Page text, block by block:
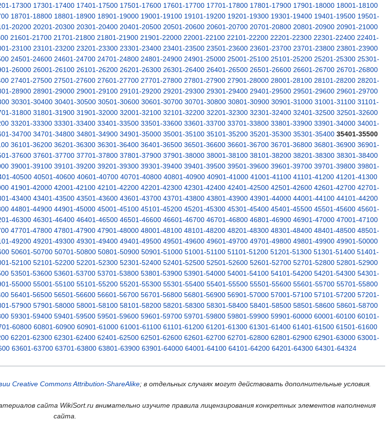
17300 17301-17400 17401-17500 17501-17600 17601-17700 17701-17800 17801-17900 17901-18000 18001-18100
18701-18800 18801-18900 18901-19000 19001-19100 19101-19200 19201-19300 19301-19400 19401-19500 19501-
20200 20201-20300 20301-20400 20401-20500 20501-20600 20601-20700 20701-20800 20801-20900 20901-21000
21601-21700 21701-21800 21801-21900 21901-22000 22001-22100 22101-22200 22201-22300 22301-22400 22401-
23100 23101-23200 23201-23300 23301-23400 23401-23500 23501-23600 23601-23700 23701-23800 23801-23900
24501-24600 24601-24700 24701-24800 24801-24900 24901-25000 25001-25100 25101-25200 25201-25300 25301-
26000 26001-26100 26101-26200 26201-26300 26301-26400 26401-26500 26501-26600 26601-26700 26701-26800
27401-27500 27501-27600 27601-27700 27701-27800 27801-27900 27901-28000 28001-28100 28101-28200 28201-
28900 28901-29000 29001-29100 29101-29200 29201-29300 29301-29400 29401-29500 29501-29600 29601-29700
30301-30400 30401-30500 30501-30600 30601-30700 30701-30800 30801-30900 30901-31000 31001-31100 31101-
31800 31801-31900 31901-32000 32001-32100 32101-32200 32201-32300 32301-32400 32401-32500 32501-32600
33201-33300 33301-33400 33401-33500 33501-33600 33601-33700 33701-33800 33801-33900 33901-34000 34001-
34700 34701-34800 34801-34900 34901-35000 35001-35100 35101-35200 35201-35300 35301-35400 35401-35500
36101-36200 36201-36300 36301-36400 36401-36500 36501-36600 36601-36700 36701-36800 36801-36900 36901-
37600 37601-37700 37701-37800 37801-37900 37901-38000 38001-38100 38101-38200 38201-38300 38301-38400
39001-39100 39101-39200 39201-39300 39301-39400 39401-39500 39501-39600 39601-39700 39701-39800 39801-
40500 40501-40600 40601-40700 40701-40800 40801-40900 40901-41000 41001-41100 41101-41200 41201-41300
41901-42000 42001-42100 42101-42200 42201-42300 42301-42400 42401-42500 42501-42600 42601-42700 42701-
43400 43401-43500 43501-43600 43601-43700 43701-43800 43801-43900 43901-44000 44001-44100 44101-44200
44801-44900 44901-45000 45001-45100 45101-45200 45201-45300 45301-45400 45401-45500 45501-45600 45601-
46300 46301-46400 46401-46500 46501-46600 46601-46700 46701-46800 46801-46900 46901-47000 47001-47100
47701-47800 47801-47900 47901-48000 48001-48100 48101-48200 48201-48300 48301-48400 48401-48500 48501-
49200 49201-49300 49301-49400 49401-49500 49501-49600 49601-49700 49701-49800 49801-49900 49901-50000
50601-50700 50701-50800 50801-50900 50901-51000 51001-51100 51101-51200 51201-51300 51301-51400 51401-
52100 52101-52200 52201-52300 52301-52400 52401-52500 52501-52600 52601-52700 52701-52800 52801-52900
53501-53600 53601-53700 53701-53800 53801-53900 53901-54000 54001-54100 54101-54200 54201-54300 54301-
55000 55001-55100 55101-55200 55201-55300 55301-55400 55401-55500 55501-55600 55601-55700 55701-55800
56401-56500 56501-56600 56601-56700 56701-56800 56801-56900 56901-57000 57001-57100 57101-57200 57201-
57900 57901-58000 58001-58100 58101-58200 58201-58300 58301-58400 58401-58500 58501-58600 58601-58700
59301-59400 59401-59500 59501-59600 59601-59700 59701-59800 59801-59900 59901-60000 60001-60100 60101-
60800 60801-60900 60901-61000 61001-61100 61101-61200 61201-61300 61301-61400 61401-61500 61501-61600
62201-62300 62301-62400 62401-62500 62501-62600 62601-62700 62701-62800 62801-62900 62901-63000 63001-
63601-63700 63701-63800 63801-63900 63901-64000 64001-64100 64101-64200 64201-64300 64301-64324
Creative Commons Attribution-ShareAlike; в отдельных случаях могут действовать дополнительные условия.
сайта WikiSort.ru внимательно изучите правила лицензирования конкретных элементов наполнения
сайта.